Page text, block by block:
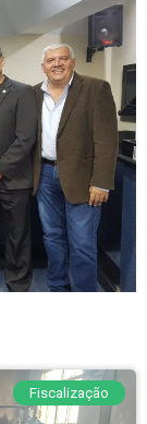
Fiscalização